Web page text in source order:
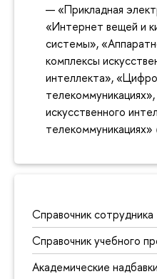
«Прикладная
«Интернет вещей и
системы»,
комплексы
интеллекта»,
искусственного
телекоммуникациях»
Справочник сотрудника
Справочник учебного
Академические надбавки